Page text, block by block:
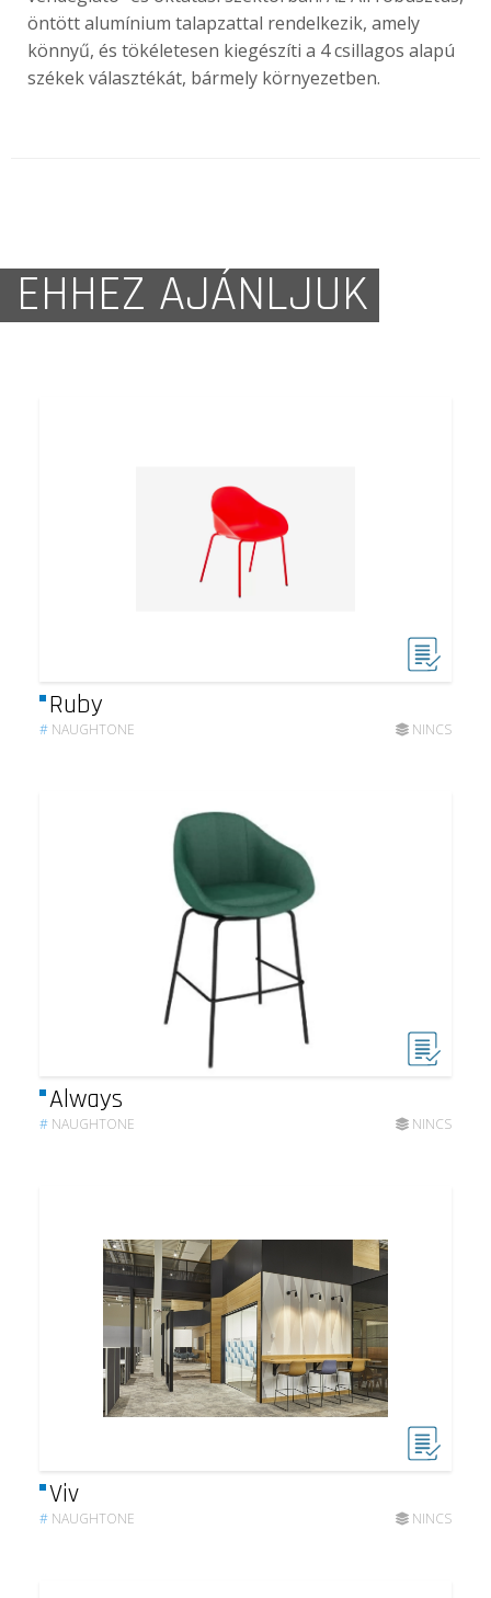
öntött alumínium talapzattal rendelkezik, amely
könnyű, és tökéletesen kiegészíti a 4 csillagos alapú
székek választékát, bármely környezetben.
EHHEZ AJÁNLJUK
Ruby
# NAUGHTONE NINCS
Always
# NAUGHTONE NINCS
Viv
# NAUGHTONE NINCS